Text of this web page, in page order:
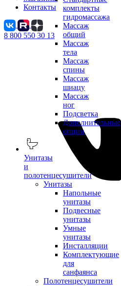
комплекты
гидромассажа
Массаж
общий
Массаж
тела
Массаж
спины
Массаж
шиацу
Массаж
ног
Подсветка
Дополнительные
опции
Унитазы
и
полотенцесушители
Унитазы
Напольные
унитазы
Подвесные
унитазы
Умные
унитазы
Инсталляции
Комплектующие
для
санфаянса
Полотенцесушители
Контакты
8 800 550 30 13